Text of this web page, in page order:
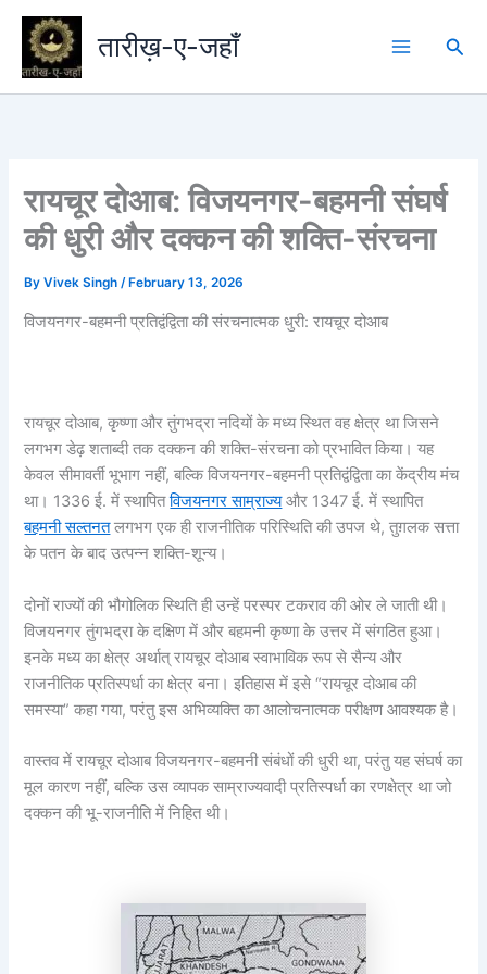
Skip
content
तारीख़-ए-जहाँ
रायचूर दोआब: विजयनगर-बहमनी संघर्ष
की धुरी और दक्कन की शक्ति-संरचना
ByVivek Singh/ February 13, 2026
विजयनगर-बहमनी प्रतिद्वंद्विता की संरचनात्मक धुरी: रायचूर दोआब
रायचूर दोआब, कृष्णा और तुंगभद्रा नदियों के मध्य स्थित वह क्षेत्र था जिसने
लगभग डेढ़ शताब्दी तक दक्कन की शक्ति-संरचना को प्रभावित किया। यह
केवल सीमावर्ती भूभाग नहीं, बल्कि विजयनगर-बहमनी प्रतिद्वंद्विता का केंद्रीय मंच
था। 1336 ई. में स्थापितविजयनगर साम्राज्यऔर 1347 ई. में स्थापित
बहमनी सल्तनतलगभग एक ही राजनीतिक परिस्थिति की उपज थे, तुग़लक सत्ता
के पतन के बाद उत्पन्न शक्ति-शून्य।
दोनों राज्यों की भौगोलिक स्थिति ही उन्हें परस्पर टकराव की ओर ले जाती थी।
विजयनगर तुंगभद्रा के दक्षिण में और बहमनी कृष्णा के उत्तर में संगठित हुआ।
इनके मध्य का क्षेत्र अर्थात् रायचूर दोआब स्वाभाविक रूप से सैन्य और
राजनीतिक प्रतिस्पर्धा का क्षेत्र बना। इतिहास में इसे “रायचूर दोआब की
समस्या” कहा गया, परंतु इस अभिव्यक्ति का आलोचनात्मक परीक्षण आवश्यक है।
वास्तव में रायचूर दोआब विजयनगर-बहमनी संबंधों की धुरी था, परंतु यह संघर्ष का
मूल कारण नहीं, बल्कि उस व्यापक साम्राज्यवादी प्रतिस्पर्धा का रणक्षेत्र था जो
दक्कन की भू-राजनीति में निहित थी।